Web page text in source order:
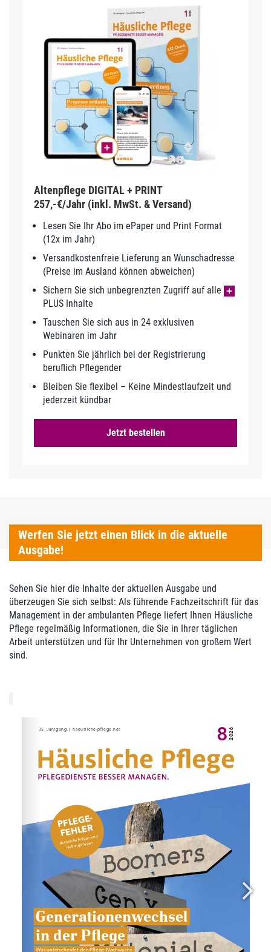
Altenpflege DIGITAL + PRINT
257,-€/Jahr (inkl. MwSt. & Versand)
Lesen Sie Ihr Abo im ePaper und Print Format
(12x im Jahr)
Versandkostenfreie Lieferung an Wunschadresse
(Preise im Ausland können abweichen)
Sichern Sie sich unbegrenzten Zugriff auf alle
PLUS Inhalte
Tauschen Sie sich aus in 24 exklusiven
Webinaren im Jahr
Punkten Sie jährlich bei der Registrierung
beruflich Pflegender
Bleiben Sie flexibel – Keine Mindestlaufzeit und
jederzeit kündbar
Jetzt bestellen
Werfen Sie jetzt einen Blick in die aktuelle
Ausgabe!
Sehen Sie hier die Inhalte der aktuellen Ausgabe und
überzeugen Sie sich selbst: Als führende Fachzeitschrift für das
Management in der ambulanten Pflege liefert Ihnen Häusliche
Pflege regelmäßig Informationen, die Sie in Ihrer täglichen
Arbeit unterstützen und für Ihr Unternehmen von großem Wert
sind.